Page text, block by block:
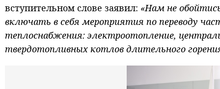
вступительном слове заявил: «Нам не
включать в себя мероприятия по переводу
теплоснабжения: электроотопление,
твердотопливных котлов длительного